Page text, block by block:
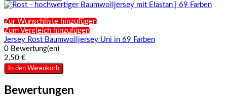
Zur Wunschliste hinzufügen
Zum Vergleich hinzufügen
Jersey Rost Baumwolljersey Uni in 69 Farben
0 Bewertung(en)
2,50 €
In den Warenkorb
Bewertungen